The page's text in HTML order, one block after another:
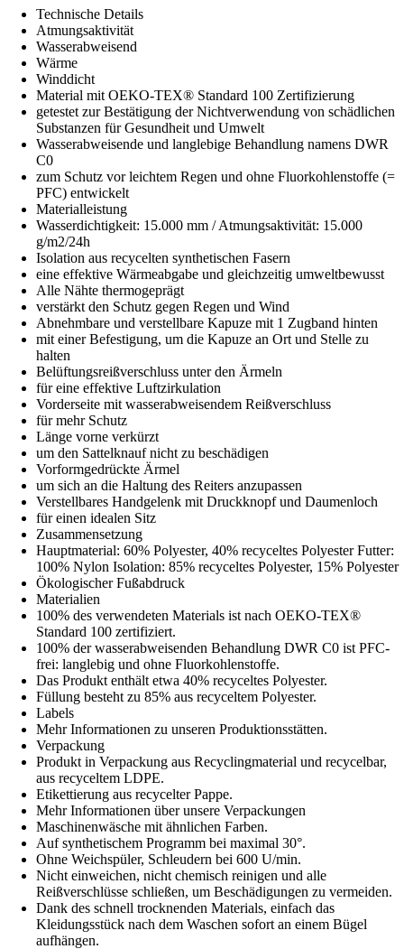
Technische Details
Atmungsaktivität
Wasserabweisend
Wärme
Winddicht
Material mit OEKO-TEX® Standard 100 Zertifizierung
getestet zur Bestätigung der Nichtverwendung von schädlichen
Substanzen für Gesundheit und Umwelt
Wasserabweisende und langlebige Behandlung namens DWR
C0
zum Schutz vor leichtem Regen und ohne Fluorkohlenstoffe (=
PFC) entwickelt
Materialleistung
Wasserdichtigkeit: 15.000 mm / Atmungsaktivität: 15.000
g/m2/24h
Isolation aus recycelten synthetischen Fasern
eine effektive Wärmeabgabe und gleichzeitig umweltbewusst
Alle Nähte thermogeprägt
verstärkt den Schutz gegen Regen und Wind
Abnehmbare und verstellbare Kapuze mit 1 Zugband hinten
mit einer Befestigung, um die Kapuze an Ort und Stelle zu
halten
Belüftungsreißverschluss unter den Ärmeln
für eine effektive Luftzirkulation
Vorderseite mit wasserabweisendem Reißverschluss
für mehr Schutz
Länge vorne verkürzt
um den Sattelknauf nicht zu beschädigen
Vorformgedrückte Ärmel
um sich an die Haltung des Reiters anzupassen
Verstellbares Handgelenk mit Druckknopf und Daumenloch
für einen idealen Sitz
Zusammensetzung
Hauptmaterial: 60% Polyester, 40% recyceltes Polyester Futter:
100% Nylon Isolation: 85% recyceltes Polyester, 15% Polyester
Ökologischer Fußabdruck
Materialien
100% des verwendeten Materials ist nach OEKO-TEX®
Standard 100 zertifiziert.
100% der wasserabweisenden Behandlung DWR C0 ist PFC-
frei: langlebig und ohne Fluorkohlenstoffe.
Das Produkt enthält etwa 40% recyceltes Polyester.
Füllung besteht zu 85% aus recyceltem Polyester.
Labels
Mehr Informationen zu unseren Produktionsstätten.
Verpackung
Produkt in Verpackung aus Recyclingmaterial und recycelbar,
aus recyceltem LDPE.
Etikettierung aus recycelter Pappe.
Mehr Informationen über unsere Verpackungen
Maschinenwäsche mit ähnlichen Farben.
Auf synthetischem Programm bei maximal 30°.
Ohne Weichspüler, Schleudern bei 600 U/min.
Nicht einweichen, nicht chemisch reinigen und alle
Reißverschlüsse schließen, um Beschädigungen zu vermeiden.
Dank des schnell trocknenden Materials, einfach das
Kleidungsstück nach dem Waschen sofort an einem Bügel
aufhängen.